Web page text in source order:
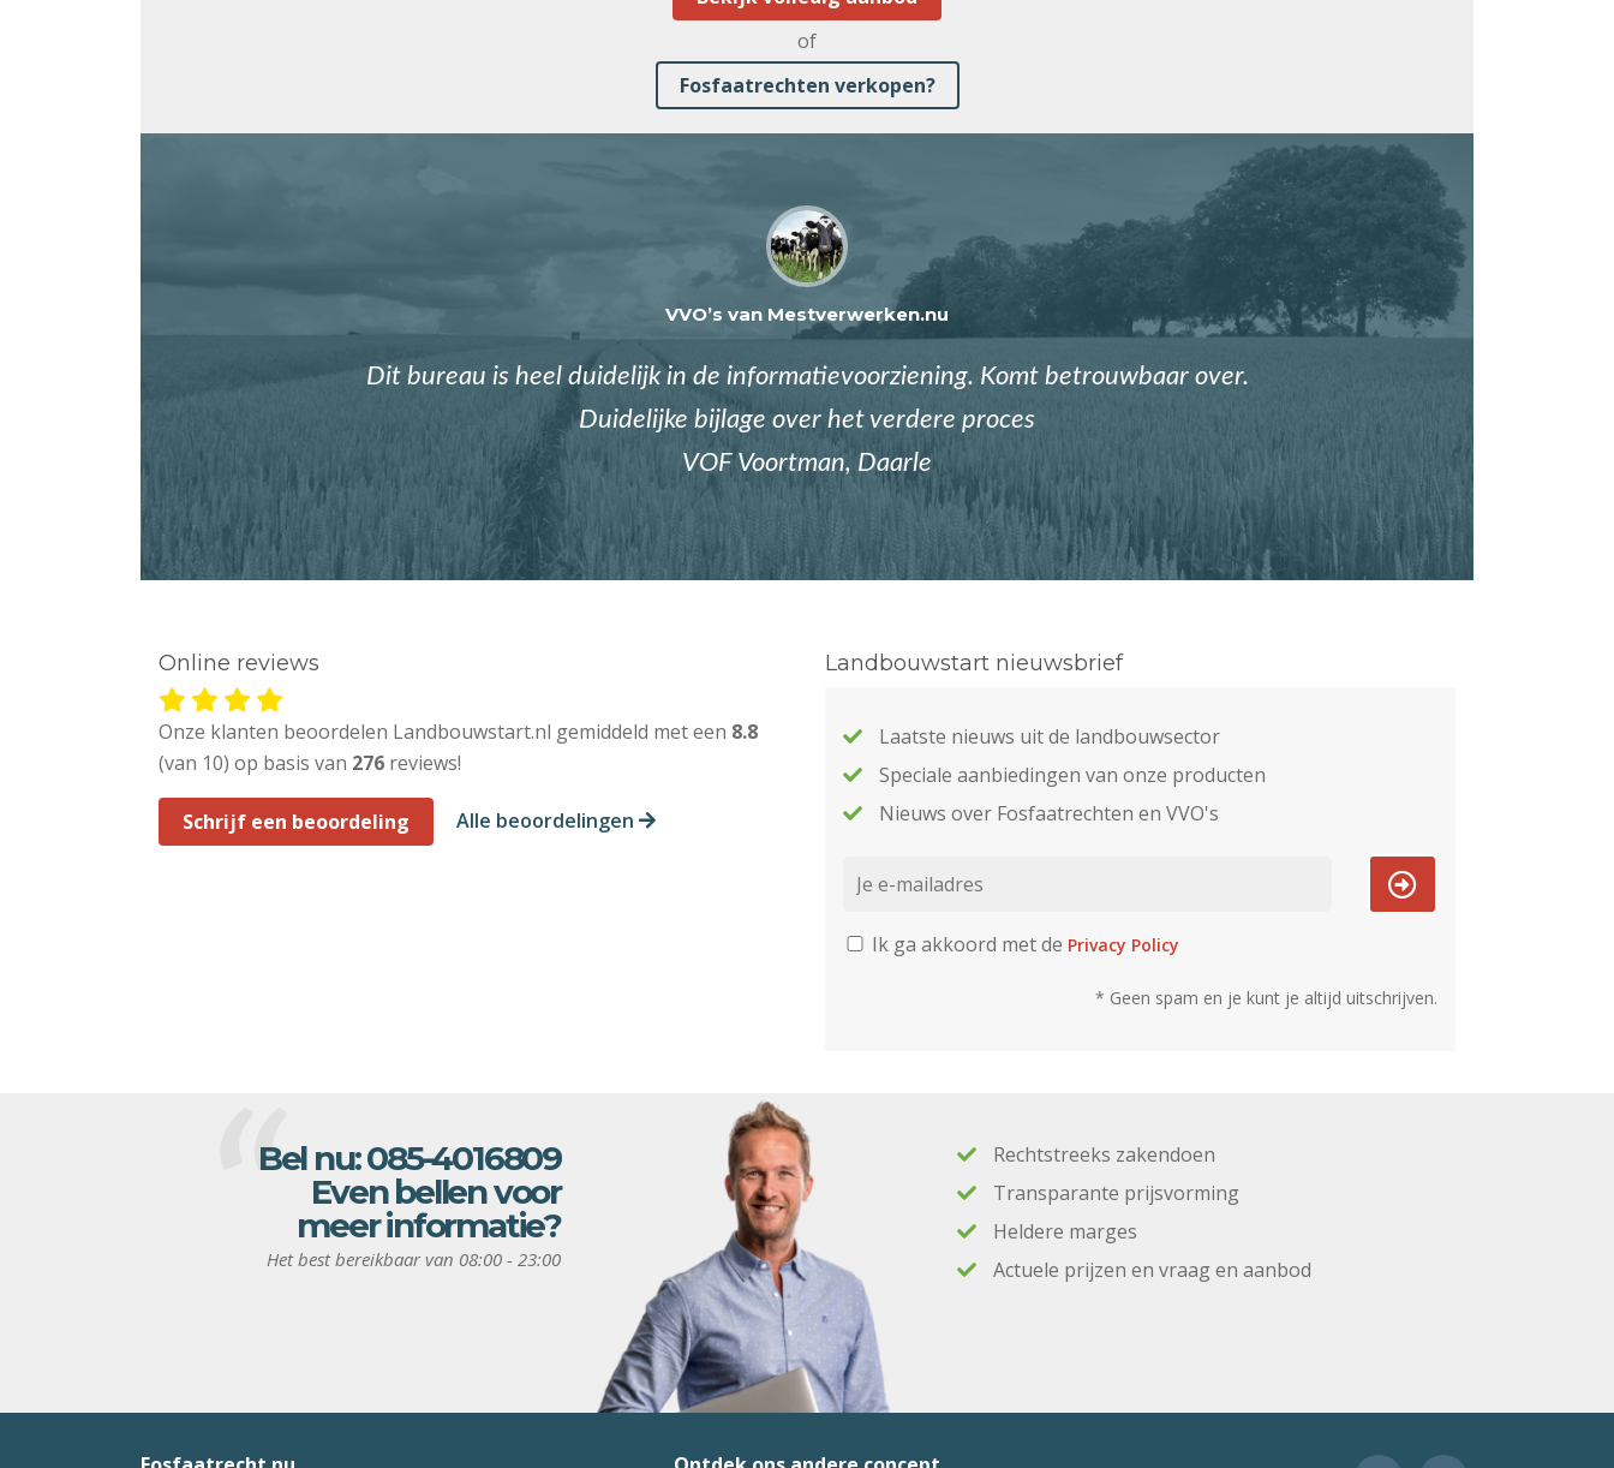
of
Fosfaatrechten verkopen?
VVO’s van Mestverwerken.nu
Dit bureau is heel duidelijk in de informatievoorziening. Komt betrouwbaar over.
Duidelijke bijlage over het verdere proces
VOF Voortman, Daarle
Online reviews
Onze klanten beoordelen Landbouwstart.nl gemiddeld met een 8.8
(van 10) op basis van 276 reviews!
Schrijf een beoordeling Alle beoordelingen
Landbouwstart nieuwsbrief
Laatste nieuws uit de landbouwsector
Speciale aanbiedingen van onze producten
Nieuws over Fosfaatrechten en VVO's
Ik ga akkoord met de Privacy Policy
* Geen spam en je kunt je altijd uitschrijven.
Bel nu:085-4016809
Even bellen voor
meer informatie?
Het best bereikbaar van 08:00 - 23:00
Rechtstreeks zakendoen
Transparante prijsvorming
Heldere marges
Actuele prijzen en vraag en aanbod